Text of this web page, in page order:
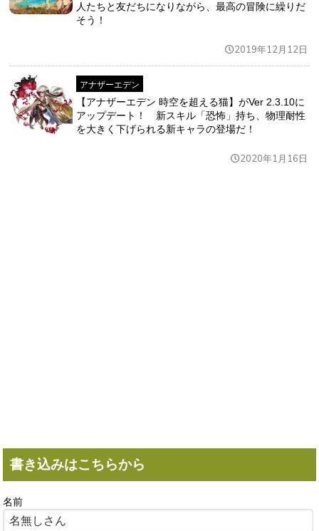
人たちと友だちになりながら、最高の冒険に繰りだ
そう！
2019年12月12日
アナザーエデン
【アナザーエデン 時空を超える猫】がVer 2.3.10に
アップデート！ 新スキル「恐怖」持ち、物理耐性
を大きく下げられる新キャラの登場だ！
2020年1月16日
書き込みはこちらから
名前